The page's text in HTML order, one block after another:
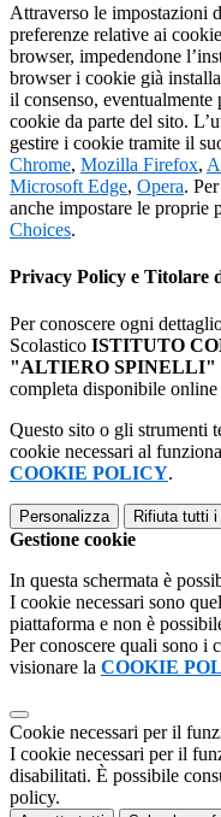
Attraverso le impostazioni
preferenze relative ai
browser, impedendone
browser i cookie già
il consenso, eventualmente
cookie da parte del sito.
gestire i cookie tramite il
Chrome, Mozilla Firefox,
Microsoft Edge, Opera.
anche impostare le proprie
Choices.
Privacy Policy e Titolare
Per conoscere ogni
Scolastico ISTITUTO
"ALTIERO SPINELLI"
completa disponibile online
Questo sito o gli strumenti
cookie necessari al
COOKIE POLICY.
Personalizza Rifiuta tutti i
Gestione cookie
In questa schermata è
I cookie necessari sono
piattaforma e non è
Per conoscere quali sono i
visionare la COOKIE
Cookie necessari per il
I cookie necessari per il
disabilitati. È possibile
policy.